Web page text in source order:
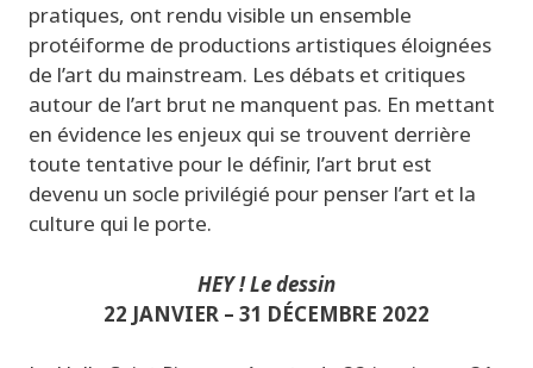
pratiques, ont rendu visible un ensemble
protéiforme de productions artistiques éloignées
de l’art du mainstream. Les débats et critiques
autour de l’art brut ne manquent pas. En mettant
en évidence les enjeux qui se trouvent derrière
toute tentative pour le définir, l’art brut est
devenu un socle privilégié pour penser l’art et la
culture qui le porte.
HEY ! Le dessin
22 JANVIER – 31 DÉCEMBRE 2022